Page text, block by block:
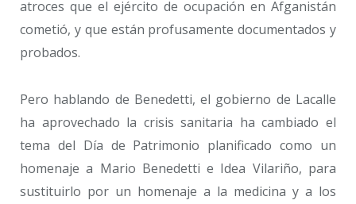
atroces que el ejército de ocupación en Afganistán
cometió, y que están profusamente documentados y
probados.
Pero hablando de Benedetti, el gobierno de Lacalle
ha aprovechado la crisis sanitaria ha cambiado el
tema del Día de Patrimonio planificado como un
homenaje a Mario Benedetti e Idea Vilariño, para
sustituirlo por un homenaje a la medicina y a los